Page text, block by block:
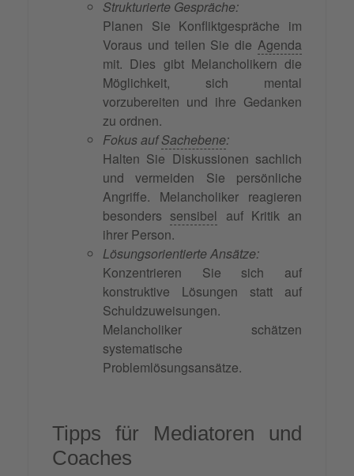
Strukturierte Gespräche:
Planen Sie Konfliktgespräche im
Voraus und teilen Sie die Agenda
mit. Dies gibt Melancholikern die
Möglichkeit, sich mental
vorzubereiten und ihre Gedanken
zu ordnen.
Fokus aufSachebene:
Halten Sie Diskussionen sachlich
und vermeiden Sie persönliche
Angriffe. Melancholiker reagieren
besonders sensibel auf Kritik an
ihrer Person.
Lösungsorientierte Ansätze:
Konzentrieren Sie sich auf
konstruktive Lösungen statt auf
Schuldzuweisungen.
Melancholiker schätzen
systematische
Problemlösungsansätze.
Tipps für Mediatoren und
Coaches